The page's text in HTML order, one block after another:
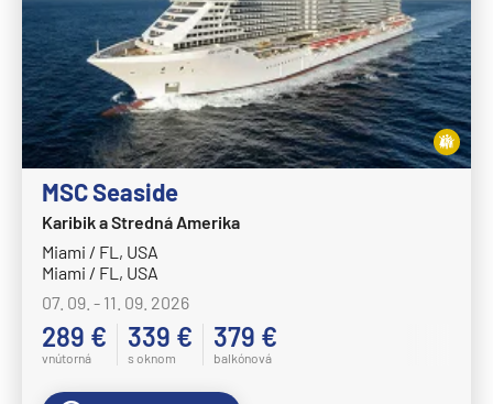
Explora Journeys
Explora I
Explora II
Explora III
Explora IV
Explora V
Hapag-Lloyd Cruises
HANSEATIC inspiration
HANSEATIC nature
HANSEATIC spirit
MSC Seaside
Karibik a Stredná Amerika
Miami / FL, USA
Miami / FL, USA
07. 09. - 11. 09. 2026
289 €
vnútorná
339 €
s oknom
379 €
balkónová